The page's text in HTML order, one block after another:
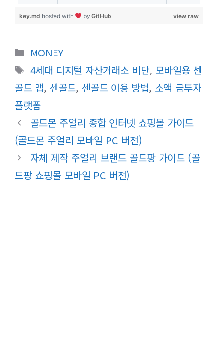
view raw
key.md hosted with by GitHub
카
테
리
MONEY
태
그
4세대 디지털 자산거래소 비단, 모바일용 센
골드 앱, 센골드, 센골드 이용 방법, 소액 금투자
플랫폼
골드몬 주얼리 종합 인터넷 쇼핑몰 가이드
(골드몬 주얼리 모바일 PC 버전)
자체 제작 주얼리 브랜드 골드팡 가이드 (골
드팡 쇼핑몰 모바일 PC 버전)